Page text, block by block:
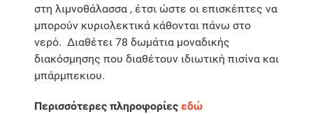
στη λιμνοθάλασσα , έτσι ώστε οι επισκέπτες να
μπορούν κυριολεκτικά κάθονται πάνω στο
νερό. Διαθέτει 78 δωμάτια μοναδικής
διακόσμησης που διαθέτουν ιδιωτική πισίνα και
μπάρμπεκιου.
Περισσότερες πληροφορίες εδώ